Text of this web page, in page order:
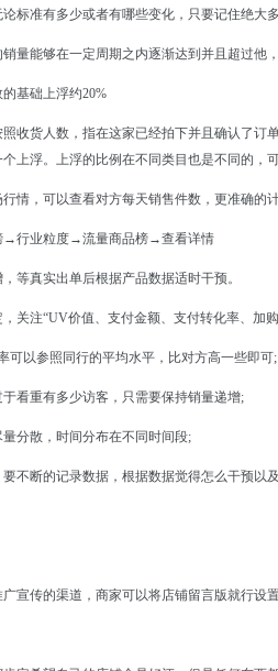
标准有多少或者有哪些变化，只要记住绝大
量能够在一定周期之内逐渐达到并且超过他
基础上浮约20%
收货人数，指在这家已经拍下并且确认了
上浮。上浮的比例在不同类目也是不同的，
情，可以查看对方每天销售件数，更准确的
→行业粒度→流量商品榜→查看详情
等真实出单后根据产品数据适时干预。
关注“UV价值、支付金额、支付转化率、加
可以参照同行的平均水平，比对方高一些即可;
看重有多少访客，只需要保持销量递增;
分散，时间分布在不同时间段;
不断的记录数据，根据数据觉得怎么干预
宣传的渠道，商家可以将店铺留言版就行